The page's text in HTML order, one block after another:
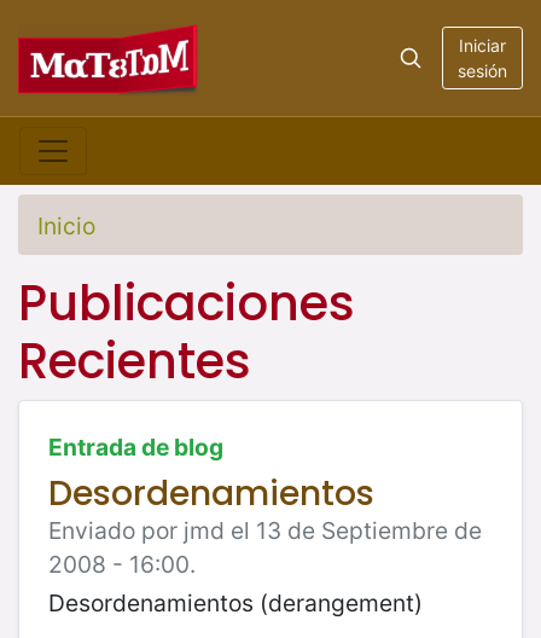
Iniciar
sesión
Inicio
Publicaciones
Recientes
Entrada de blog
Desordenamientos
Enviado por jmd el 13 de Septiembre de
2008 - 16:00.
Desordenamientos (derangement)